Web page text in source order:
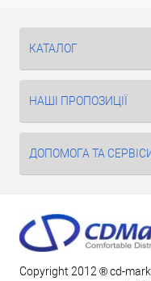
КАТАЛОГ
НАШІ ПРОПОЗИЦІЇ
ДОПОМОГА ТА
Copyright 2012 ® cd-